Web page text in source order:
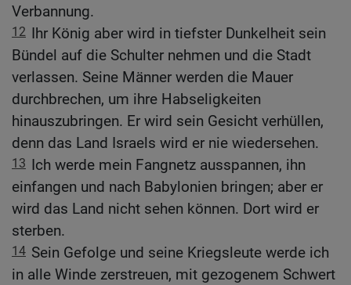
Verbannung.
12 Ihr König aber wird in tiefster Dunkelheit sein
Bündel auf die Schulter nehmen und die Stadt
verlassen. Seine Männer werden die Mauer
durchbrechen, um ihre Habseligkeiten
hinauszubringen. Er wird sein Gesicht verhüllen,
denn das Land Israels wird er nie wiedersehen.
13 Ich werde mein Fangnetz ausspannen, ihn
einfangen und nach Babylonien bringen; aber er
wird das Land nicht sehen können. Dort wird er
sterben.
14 Sein Gefolge und seine Kriegsleute werde ich
in alle Winde zerstreuen, mit gezogenem Schwert